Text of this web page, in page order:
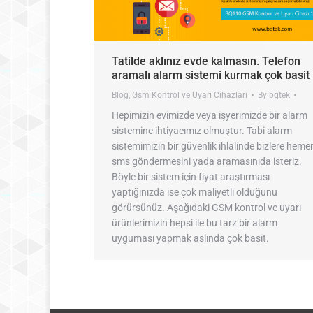
Tatilde aklınız evde kalmasın. Telefon
aramalı alarm sistemi kurmak çok basit
Blog, Gsm Kontrol ve Uyarı Cihazları By bqtek
Hepimizin evimizde veya işyerimizde bir alarm
sistemine ihtiyacımız olmuştur. Tabi alarm
sistemimizin bir güvenlik ihlalinde bizlere
sms göndermesini yada aramasınıda isteriz.
Böyle bir sistem için fiyat araştırması
yaptığınızda ise çok maliyetli olduğunu
görürsünüz. Aşağıdaki GSM kontrol ve uyarı
ürünlerimizin hepsi ile bu tarz bir alarm
uyguması yapmak aslında çok basit.